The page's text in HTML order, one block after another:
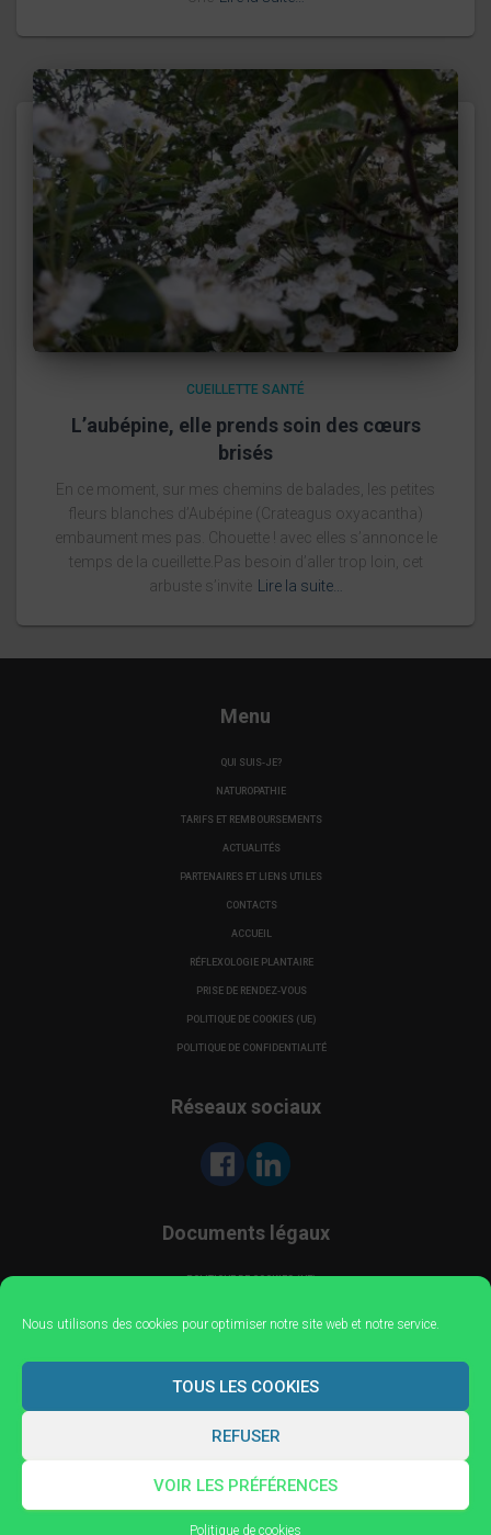
Nous utilisons des cookies pour optimiser notre site web et notre service.
TOUS LES COOKIES
REFUSER
VOIR LES PRÉFÉRENCES
Politique de cookies
CUEILLETTE SANTÉ
L’aubépine, elle prends soin des cœurs
brisés
En ce moment, sur mes chemins de balades, les petites
fleurs blanches d’Aubépine (Crateagus oxyacantha)
embaument mes pas. Chouette ! avec elles s’annonce le
temps de la cueillette.Pas besoin d’aller trop loin, cet
arbuste s’invite Lire la suite…
Menu
QUI SUIS-JE?
NATUROPATHIE
TARIFS ET REMBOURSEMENTS
ACTUALITÉS
PARTENAIRES ET LIENS UTILES
CONTACTS
ACCUEIL
RÉFLEXOLOGIE PLANTAIRE
PRISE DE RENDEZ-VOUS
POLITIQUE DE COOKIES (UE)
POLITIQUE DE CONFIDENTIALITÉ
Réseaux sociaux
Documents légaux
POLITIQUE DE COOKIES (UE)
Administration
CONNEXION
Hestia | Développé parThemeIsle